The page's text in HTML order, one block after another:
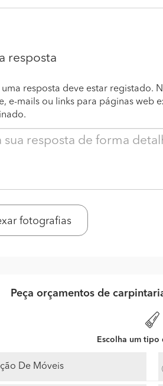
resposta
uma resposta deve estar
e-mails ou links para páginas web
fotografias
Peça orçamentos de
Escolha um tipo
De Móveis